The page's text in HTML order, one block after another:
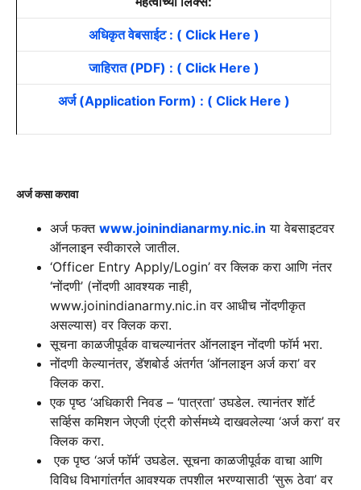
अधिकृत वेबसाईट : ( Click Here )
जाहिरात (PDF) : ( Click Here )
अर्ज (Application Form) : ( Click Here )
अर्ज कसा करावा
अर्ज फक्त www.joinindianarmy.nic.in या वेबसाइटवर
ऑनलाइन स्वीकारले जातील.
‘Officer Entry Apply/Login’ वर क्लिक करा आणि नंतर
‘नोंदणी’ (नोंदणी आवश्यक नाही,
www.joinindianarmy.nic.in वर आधीच नोंदणीकृत
असल्यास) वर क्लिक करा.
सूचना काळजीपूर्वक वाचल्यानंतर ऑनलाइन नोंदणी फॉर्म भरा.
नोंदणी केल्यानंतर, डॅशबोर्ड अंतर्गत ‘ऑनलाइन अर्ज करा’ वर
क्लिक करा.
एक पृष्ठ ‘अधिकारी निवड – ‘पात्रता’ उघडेल. त्यानंतर शॉर्ट
सर्व्हिस कमिशन जेएजी एंट्री कोर्समध्ये दाखवलेल्या ‘अर्ज करा’ वर
क्लिक करा.
एक पृष्ठ ‘अर्ज फॉर्म’ उघडेल. सूचना काळजीपूर्वक वाचा आणि
विविध विभागांतर्गत आवश्यक तपशील भरण्यासाठी ‘सुरू ठेवा’ वर